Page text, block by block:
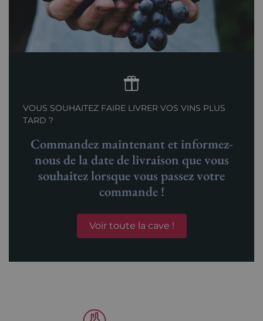
VOUS SOUHAITEZ FAIRE LIVRER VOS VINS PLUS
TARD ?
Commandez maintenant et informez-
nous de la date de livraison que vous
souhaitez lorsque vous passez votre
commande !
Voir toute la cave !